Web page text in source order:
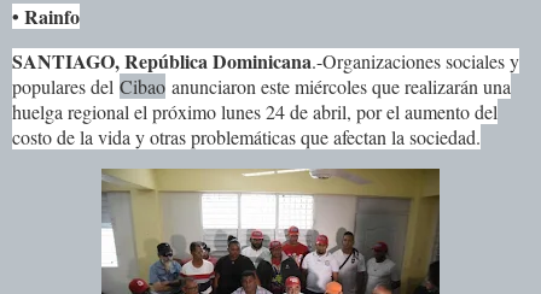
• Rainfo
SANTIAGO, República Dominicana.-Organizaciones sociales y
populares del Cibao anunciaron este miércoles que realizarán una
huelga regional el próximo lunes 24 de abril, por el aumento del
costo de la vida y otras problemáticas que afectan la sociedad.